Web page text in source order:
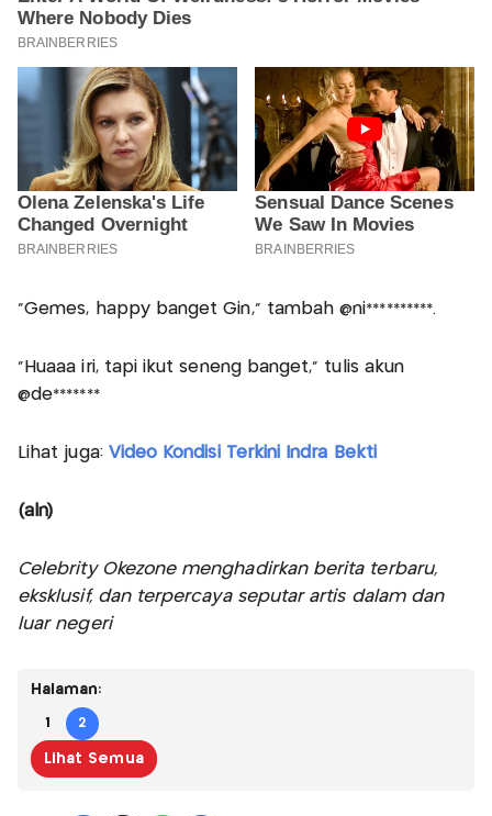
“Gemes, happy banget Gin,” tambah @ni**********.
“Huaaa iri, tapi ikut seneng banget,” tulis akun
@de*******
Lihat juga: Video Kondisi Terkini Indra Bekti
(aln)
Celebrity Okezone menghadirkan berita terbaru,
eksklusif, dan terpercaya seputar artis dalam dan
luar negeri
Halaman:
1 2
Lihat Semua